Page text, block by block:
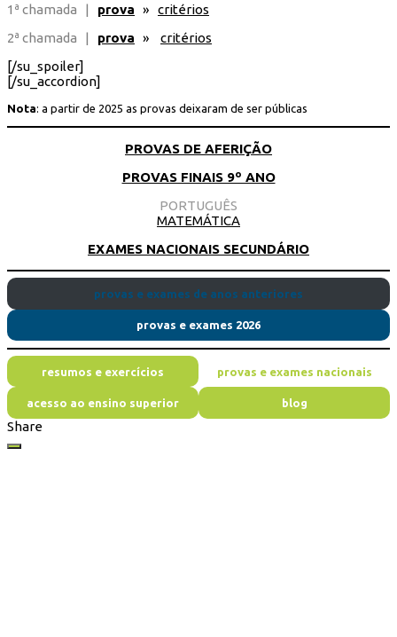
1ª chamada |
prova » critérios
2ª chamada |
prova » critérios
[/su_spoiler]
[/su_accordion]
Nota: a partir de 2025 as provas deixaram de ser públicas
PROVAS DE AFERIÇÃO
PROVAS FINAIS 9º ANO
PORTUGUÊS
MATEMÁTICA
EXAMES NACIONAIS SECUNDÁRIO
provas e exames de anos anteriores
provas e exames 2026
resumos e exercícios provas e exames nacionais
acesso ao ensino superior blog
Share